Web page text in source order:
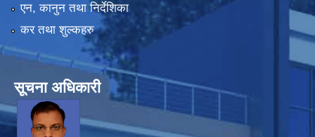
एन, कानुन तथा निर्देशिका
कर तथा शुल्कहरु
सूचना अधिकारी